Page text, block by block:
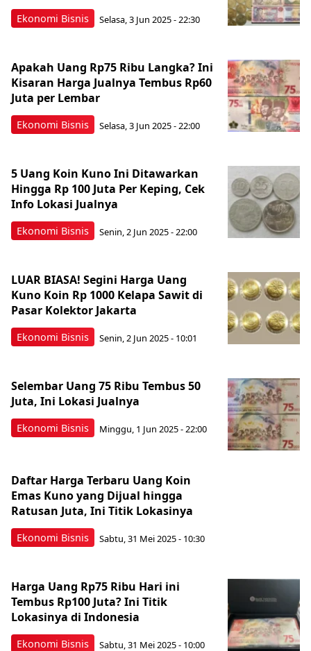
Ekonomi Bisnis Selasa, 3 Jun 2025 - 22:30
Ekonomi Bisnis
Apakah Uang Rp75 Ribu Langka? Ini
Kisaran Harga Jualnya Tembus Rp60
Juta per Lembar
Selasa, 3 Jun 2025 - 22:00
Ekonomi Bisnis
5 Uang Koin Kuno Ini Ditawarkan
Hingga Rp 100 Juta Per Keping, Cek
Info Lokasi Jualnya
Senin, 2 Jun 2025 - 22:00
Ekonomi Bisnis
LUAR BIASA! Segini Harga Uang
Kuno Koin Rp 1000 Kelapa Sawit di
Pasar Kolektor Jakarta
Senin, 2 Jun 2025 - 10:01
Ekonomi Bisnis
Selembar Uang 75 Ribu Tembus 50
Juta, Ini Lokasi Jualnya
Minggu, 1 Jun 2025 - 22:00
Ekonomi Bisnis
Daftar Harga Terbaru Uang Koin
Emas Kuno yang Dijual hingga
Ratusan Juta, Ini Titik Lokasinya
Sabtu, 31 Mei 2025 - 10:30
Ekonomi Bisnis
Harga Uang Rp75 Ribu Hari ini
Tembus Rp100 Juta? Ini Titik
Lokasinya di Indonesia
Sabtu, 31 Mei 2025 - 10:00